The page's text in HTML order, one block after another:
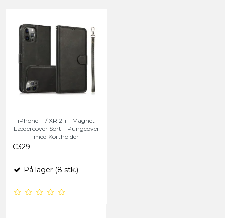
iPhone 11 / XR 2-i-1 Magnet
Lædercover Sort – Pungcover
med Kortholder
C329
På lager (8 stk.)